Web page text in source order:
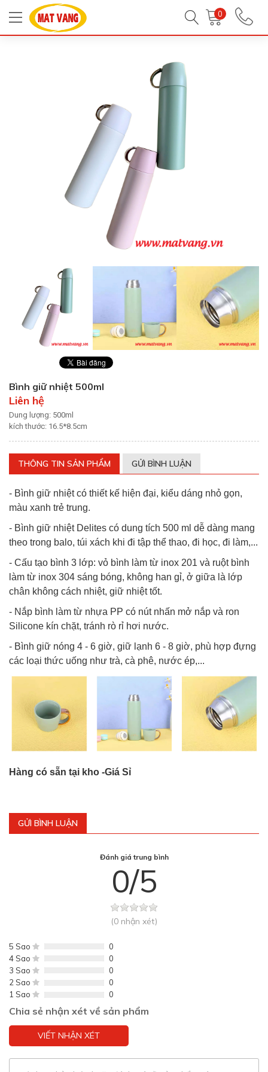
0
Trang chủ Tất Cả Sản Phẩm
Bình thủy, ca giữ nhiệt
Bình giữ nhiệt 500ml
Liên hệ
Dung lượng: 500ml
kích thước: 16.5*8.5cm
THÔNG TIN SẢN PHẨM GỬI BÌNH LUẬN
- Bình giữ nhiệt có thiết kế hiện đại, kiểu dáng nhỏ gọn,
màu xanh trẻ trung.
- Bình giữ nhiệt Delites có dung tích 500 ml dễ dàng mang
theo trong balo, túi xách khi đi tập thể thao, đi học, đi làm,...
- Cấu tạo bình 3 lớp: vỏ bình làm từ inox 201 và ruột bình
làm từ inox 304 sáng bóng, không han gỉ, ở giữa là lớp
chân không cách nhiệt, giữ nhiệt tốt.
- Nắp bình làm từ nhựa PP có nút nhấn mở nắp và ron
Silicone kín chặt, tránh rò rỉ hơi nước.
- Bình giữ nóng 4 - 6 giờ, giữ lạnh 6 - 8 giờ, phù hợp đựng
các loại thức uống như trà, cà phê, nước ép,...
Hàng có sẵn tại kho -Giá Sỉ
GỬI BÌNH LUẬN
Đánh giá trung bình
0/5
(0 nhận xét)
5 Sao
0
4 Sao
0
3 Sao
0
2 Sao
0
1 Sao
0
Chia sẻ nhận xét về sản phẩm
VIẾT NHẬN XÉT